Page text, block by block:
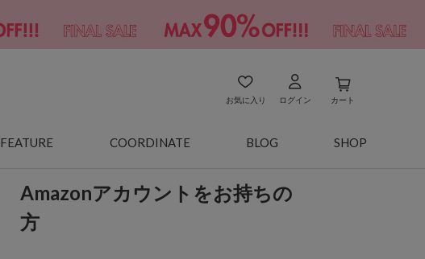
お気に入り ログイン カート
FEATURE COORDINATE BLOG SHOP
Amazonアカウントをお持ちの
方